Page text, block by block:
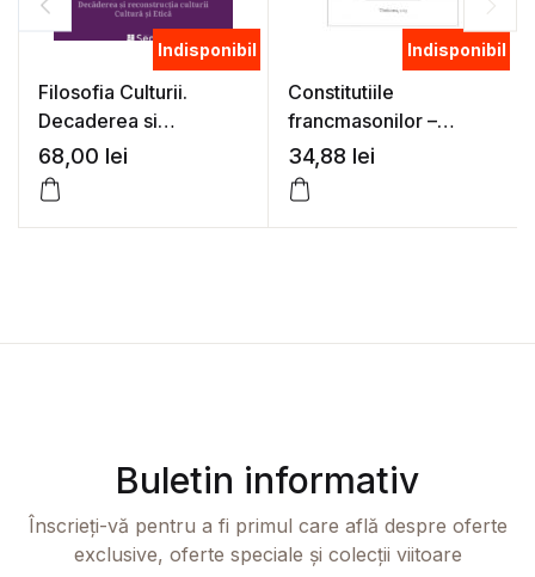
Indisponibil
Filosofia Culturii.
Decaderea si
reconstructia culturii –
Cultura si Etica
68,00 lei
Indisponibil
Constitutiile
francmasonilor –
James Anderson
34,88 lei
Buletin informativ
Înscrieți-vă pentru a fi primul care află despre oferte
exclusive, oferte speciale și colecții viitoare